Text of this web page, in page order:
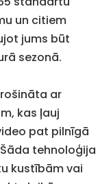
un citiem
jums būt
sezonā.
ar
kas ļauj
pat pilnīgā
tehnoloģija
kustībām vai